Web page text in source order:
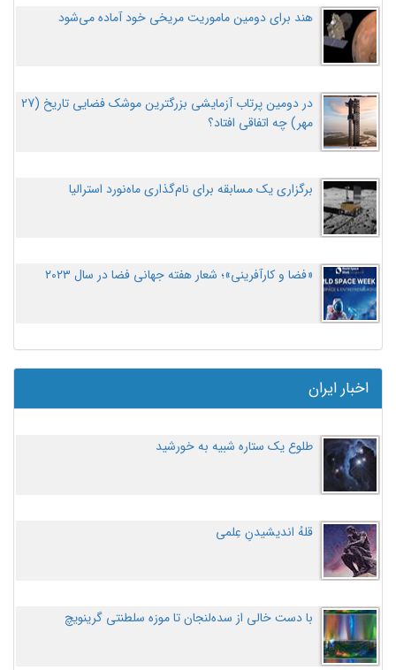
هند برای دومین ماموریت مریخی خود آماده می‌شود
در دومین پرتاب آزمایشی بزرگترین موشک فضایی تاریخ (27
مهر‌) چه اتفاقی افتاد؟
برگزاری یک مسابقه برای نام‌گذاری ماه‌نورد استرالیا
«فضا و کارآفرینی»؛ شعار هفته جهانی فضا در سال ۲۰۲۳
اخبار ایران
طلوع یک ستاره شبیه به خورشید
قلهُ اندیشیدنِ عِلمی
با دست خالی از سده‌لنجان تا موزه سلطنتی گرینویچ